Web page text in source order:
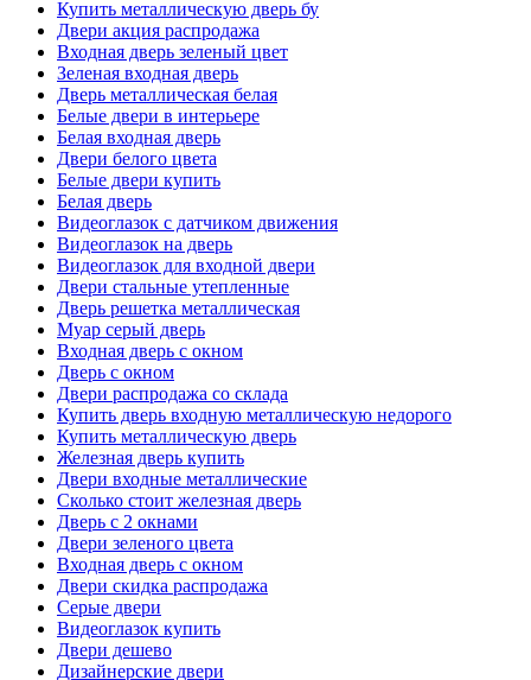
Купить металлическую дверь бу
Двери акция распродажа
Входная дверь зеленый цвет
Зеленая входная дверь
Дверь металлическая белая
Белые двери в интерьере
Белая входная дверь
Двери белого цвета
Белые двери купить
Белая дверь
Видеоглазок с датчиком движения
Видеоглазок на дверь
Видеоглазок для входной двери
Двери стальные утепленные
Дверь решетка металлическая
Муар серый дверь
Входная дверь с окном
Дверь с окном
Двери распродажа со склада
Купить дверь входную металлическую недорого
Купить металлическую дверь
Железная дверь купить
Двери входные металлические
Сколько стоит железная дверь
Дверь с 2 окнами
Двери зеленого цвета
Входная дверь с окном
Двери скидка распродажа
Серые двери
Видеоглазок купить
Двери дешево
Дизайнерские двери